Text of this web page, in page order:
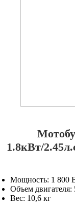
1.8кВт/
Мощность: 1 800
Объем двигателя:
Вес: 10,6 кг